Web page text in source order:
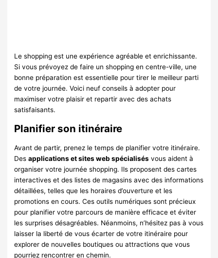
Le shopping est une expérience agréable et enrichissante.
Si vous prévoyez de faire un shopping en centre-ville, une
bonne préparation est essentielle pour tirer le meilleur parti
de votre journée. Voici neuf conseils à adopter pour
maximiser votre plaisir et repartir avec des achats
satisfaisants.
Planifier son itinéraire
Avant de partir, prenez le temps de planifier votre itinéraire.
Desapplications et sites web spécialisés vous aident à
organiser votre journée shopping. Ils proposent des cartes
interactives et des listes de magasins avec des informations
détaillées, telles que les horaires d’ouverture et les
promotions en cours. Ces outils numériques sont précieux
pour planifier votre parcours de manière efficace et éviter
les surprises désagréables. Néanmoins, n’hésitez pas à vous
laisser la liberté de vous écarter de votre itinéraire pour
explorer de nouvelles boutiques ou attractions que vous
pourriez rencontrer en chemin.